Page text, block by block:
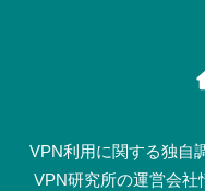
VPN利用に関する独自
VPN研究所の運営会社